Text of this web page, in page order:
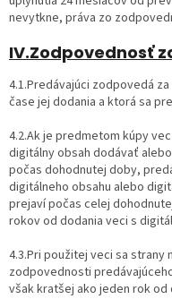
nevytkne, práva zo
IV.Zodpovednosť
4.1.Predávajúci zodpovedá
čase jej dodania a ktorá sa
4.2.Ak je predmetom kúpy
digitálny obsah dodávať
počas dohodnutej doby,
digitálneho obsahu alebo
prejaví počas celej
rokov od dodania veci s
4.3.Pri použitej veci sa
zodpovednosti
však kratšej ako jeden rok od